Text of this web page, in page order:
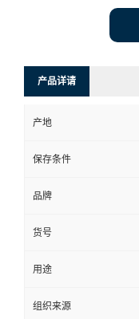
产品详请
产地
保存条件
品牌
货号
用途
组织来源